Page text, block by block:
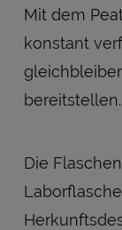
Mit dem
konstant
bereitstellen.
Die